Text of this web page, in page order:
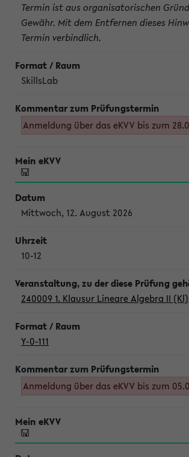
Termin ist aus organisatorischen
Gewähr. Mit dem Entfernen dieses
Termin verbindlich.
SkillsLab
Anmeldung über das eKVV bis zum
Mittwoch, 12. August 2026
10-12
240009 1. Klausur Lineare Algebra II (Kl)
Y-0-111
Anmeldung über das eKVV bis zum